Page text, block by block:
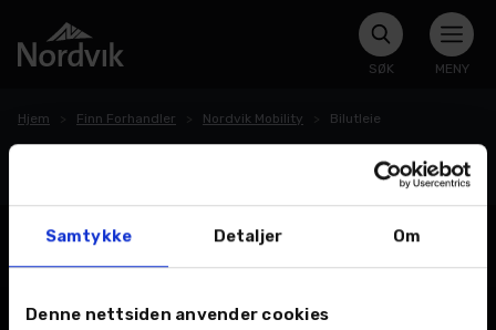
Samtykke Detaljer Om
Denne nettsiden anvender cookies
SØK MENY
Hjem Finn Forhandler Nordvik Mobility Bilutleie